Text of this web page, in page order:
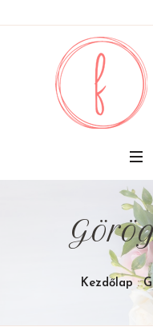
Kezdőlap :